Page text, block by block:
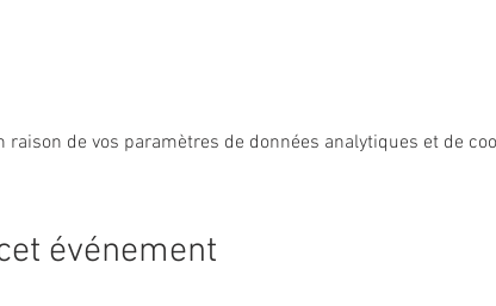
raison de vos paramètres de données analytiques et de
événement